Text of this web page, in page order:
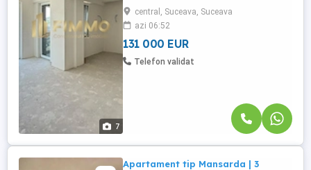
7
sporit si posibilitatea de a-si amenaja
locuinta exact dupa propriile preferinte.
Prin suprafata ...
central, Suceava, Suceava
azi 06:52
131 000 EUR
Telefon validat
Apartament tip Mansarda | 3